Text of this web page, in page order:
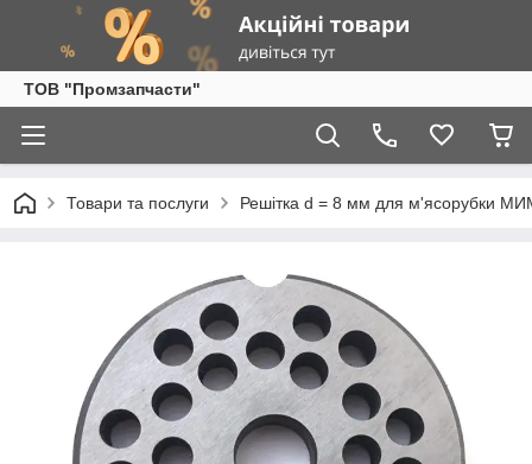
ТОВ "Промзапчасти"
Товари та послуги Решітка d = 8 мм для м'ясорубки